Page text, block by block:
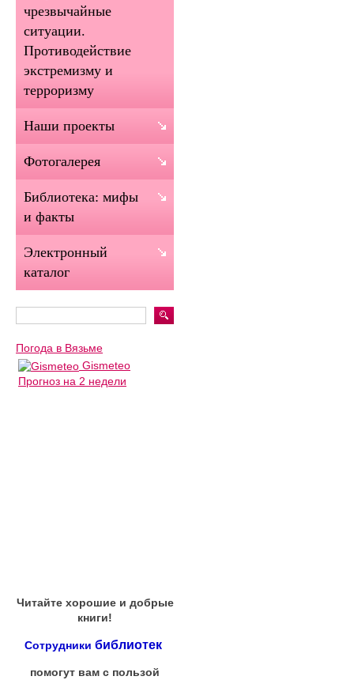
чрезвычайные
ситуации.
Противодействие
экстремизму и
терроризму
Наши проекты
Фотогалерея
Библиотека: мифы
и факты
Электронный
каталог
Погода в Вязьме
Gismeteo
Прогноз на 2 недели
Читайте хорошие и добрые
книги!
Сотрудники библиотек
помогут вам с пользой